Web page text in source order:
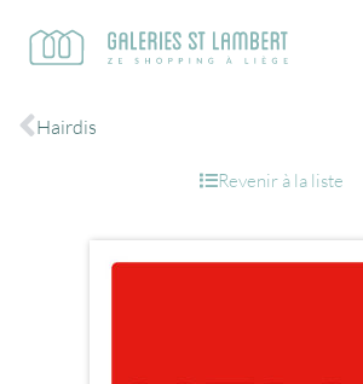
Hairdis
Revenir à la liste